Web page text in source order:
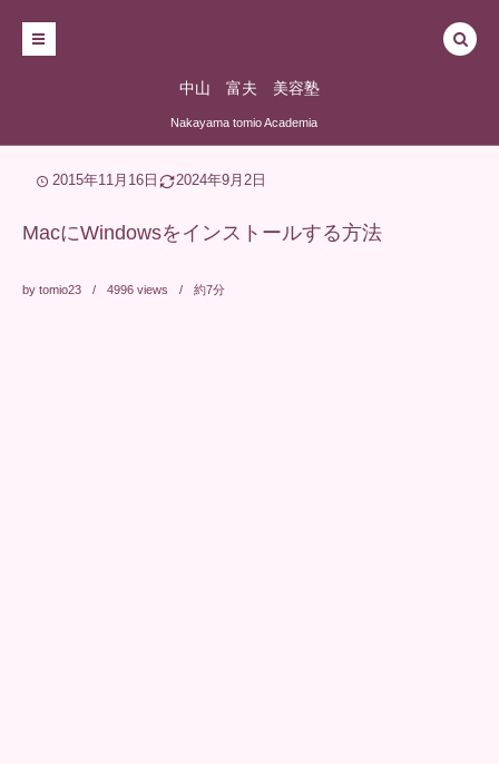
中山 富夫 美容塾
Nakayama tomio Academia
2015年11月16日 2024年9月2日
MacにWindowsをインストールする方法
by tomio23 4996 views 約7分